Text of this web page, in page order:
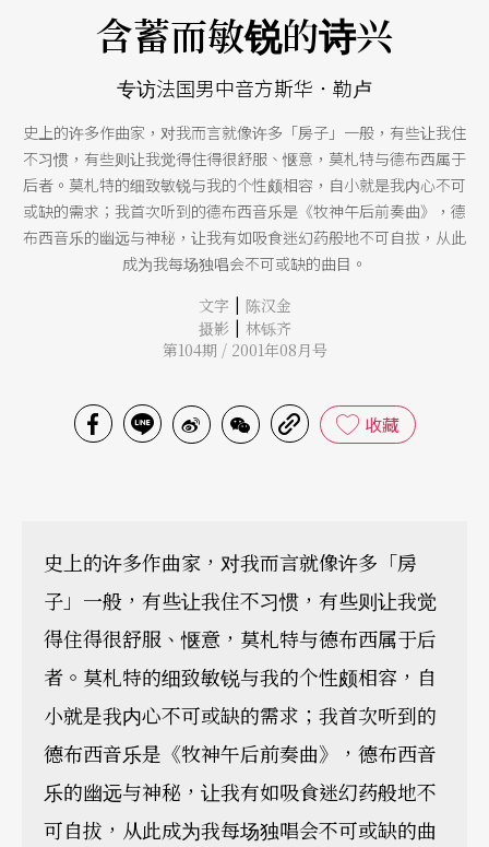
含蓄而敏锐的诗兴
专访法国男中音方斯华．勒卢
史上的许多作曲家，对我而言就像许多「房子」一般，有些让我住
不习惯，有些则让我觉得住得很舒服、惬意，莫札特与德布西属于
后者。莫札特的细致敏锐与我的个性颇相容，自小就是我内心不可
或缺的需求；我首次听到的德布西音乐是《牧神午后前奏曲》，德
布西音乐的幽远与神秘，让我有如吸食迷幻药般地不可自拔，从此
成为我每场独唱会不可或缺的曲目。
文字 | 陈汉金
摄影 | 林铄齐
第104期 / 2001年08月号
收藏
史上的许多作曲家，对我而言就像许多「房
子」一般，有些让我住不习惯，有些则让我觉
得住得很舒服、惬意，莫札特与德布西属于后
者。莫札特的细致敏锐与我的个性颇相容，自
小就是我内心不可或缺的需求；我首次听到的
德布西音乐是《牧神午后前奏曲》，德布西音
乐的幽远与神秘，让我有如吸食迷幻药般地不
可自拔，从此成为我每场独唱会不可或缺的曲